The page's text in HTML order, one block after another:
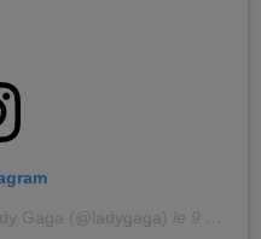
Gaga (@ladygaga) le 9 Janv. 2019 à 1 :54 PST